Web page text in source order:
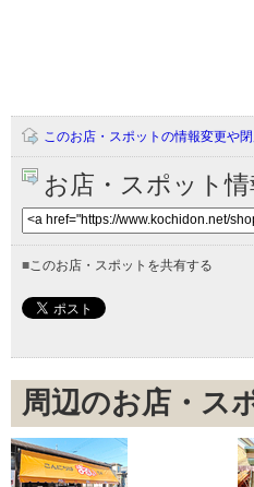
このお店・スポットの情報変更や
お店・スポット
■ このお店・スポットを共有する
周辺のお店・ス